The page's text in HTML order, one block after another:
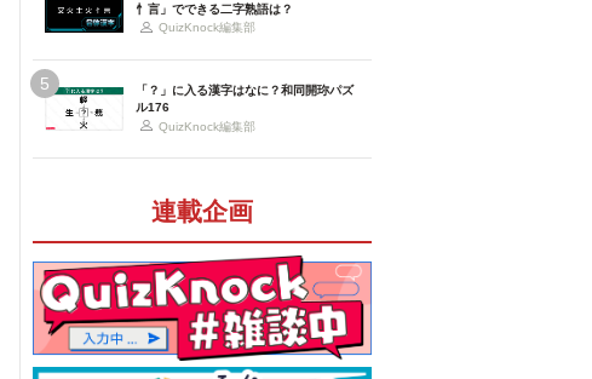
忄言」でできる二字熟語は？
QuizKnock編集部
5
「？」に入る漢字はなに？和同開珎パズ
ル176
QuizKnock編集部
連載企画